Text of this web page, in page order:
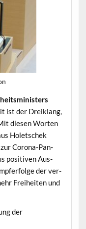
ist der Dreik­lang,
diesen Worten
Holetschek
Coro­na-Pan­
pos­i­tiv­en Aus­
der ver­
Frei­heit­en und
der